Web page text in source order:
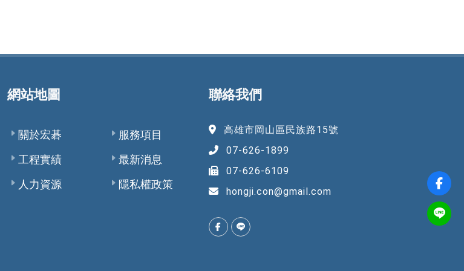
網站地圖
關於宏碁
工程實績
人力資源
服務項目
最新消息
隱私權政策
聯絡我們
高雄市岡山區民族路15號
07-626-1899
07-626-6109
hongji.con@gmail.com